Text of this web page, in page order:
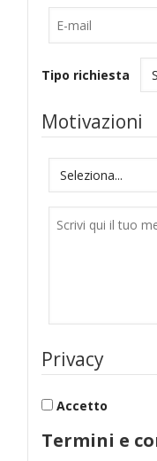
Tipo richiesta
Motivazioni
Motivazioni
Messaggio
Privacy
Accetto
Termini e